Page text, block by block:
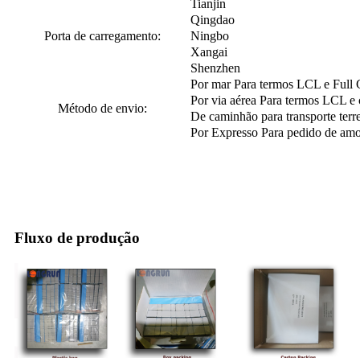
Porta de carregamento:
Tianjin
Qingdao
Ningbo
Xangai
Shenzhen
Método de envio:
Por mar Para termos LCL e Full
Por via aérea Para termos LCL
De caminhão para transporte
Por Expresso Para pedido de
Fluxo de produção